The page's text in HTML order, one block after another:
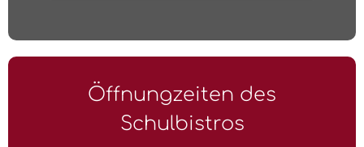
Öffnungzeiten des
Schulbistros